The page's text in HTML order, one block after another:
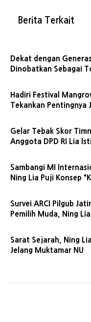
Berita Terkait
Dekat dengan
Dinobatkan Sebagai
Hadiri Festival
Tekankan Pentingnya
Gelar Tebak Skor
Anggota DPD RI Lia
Sambangi MI
Ning Lia Puji Konsep
Survei ARCI Pilgub
Pemilih Muda, Ning
Sarat Sejarah, Ning
Jelang Muktamar NU